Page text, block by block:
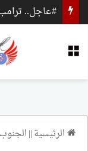
الرئيسية||